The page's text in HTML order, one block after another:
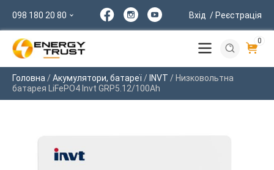
098 180 20 80 Вхід / Реєстрація
0
Головна /Акумулятори, батареї / INVT / Низковольтна
батарея LiFePO4 Invt GRP5.12/100Ah